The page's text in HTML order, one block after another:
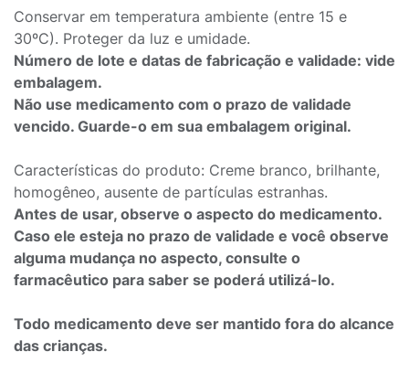
Conservar em temperatura ambiente (entre 15 e
30ºC). Proteger da luz e umidade.
Número de lote e datas de fabricação e validade: vide
embalagem.
Não use medicamento com o prazo de validade
vencido. Guarde-o em sua embalagem original.
Características do produto: Creme branco, brilhante,
homogêneo, ausente de partículas estranhas.
Antes de usar, observe o aspecto do medicamento.
Caso ele esteja no prazo de validade e você observe
alguma mudança no aspecto, consulte o
farmacêutico para saber se poderá utilizá-lo.
Todo medicamento deve ser mantido fora do alcance
das crianças.